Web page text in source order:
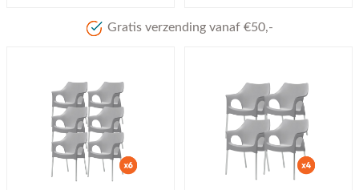
Gratis verzending vanaf €50,-